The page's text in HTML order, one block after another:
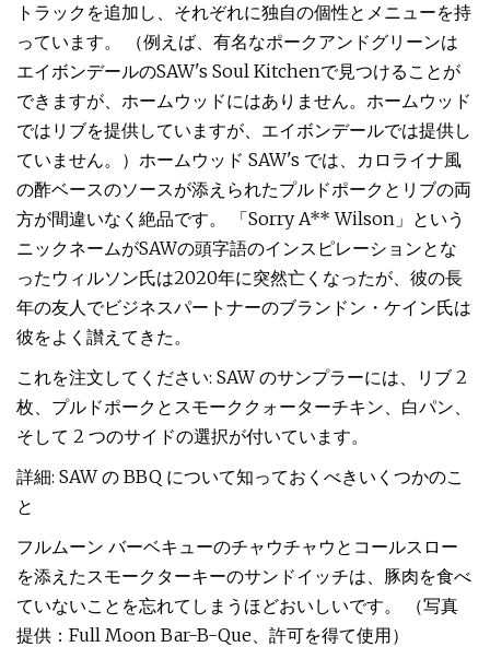
トラックを追加し、それぞれに独自の個性とメニューを持
っています。 （例えば、有名なポークアンドグリーンは
エイボンデールのSAW's Soul Kitchenで見つけることが
できますが、ホームウッドにはありません。ホームウッド
ではリブを提供していますが、エイボンデールでは提供し
ていません。）ホームウッド SAW's では、カロライナ風
の酢ベースのソースが添えられたプルドポークとリブの両
方が間違いなく絶品です。 「Sorry A** Wilson」という
ニックネームがSAWの頭字語のインスピレーションとな
ったウィルソン氏は2020年に突然亡くなったが、彼の長
年の友人でビジネスパートナーのブランドン・ケイン氏は
彼をよく讃えてきた。
これを注文してください: SAW のサンプラーには、リブ 2
枚、プルドポークとスモーククォーターチキン、白パン、
そして 2 つのサイドの選択が付いています。
詳細: SAW の BBQ について知っておくべきいくつかのこ
と
フルムーン バーベキューのチャウチャウとコールスロー
を添えたスモークターキーのサンドイッチは、豚肉を食べ
ていないことを忘れてしまうほどおいしいです。 （写真
提供：Full Moon Bar-B-Que、許可を得て使用）